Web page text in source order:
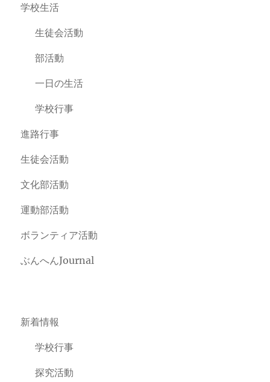
学校生活
生徒会活動
部活動
一日の生活
学校行事
進路行事
生徒会活動
文化部活動
運動部活動
ボランティア活動
ぶんへんJournal
新着情報
学校行事
探究活動